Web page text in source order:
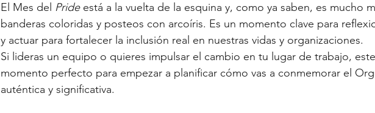
El Mes del Pride está a la vuelta de la esquina y, como ya saben, es mucho
banderas coloridas y posteos con arcoíris. Es un momento clave para
y actuar para fortalecer la inclusión real en nuestras vidas y organizaciones.
Si lideras un equipo o quieres impulsar el cambio en tu lugar de trabajo, este
momento perfecto para empezar a planificar cómo vas a conmemorar el
auténtica y significativa.